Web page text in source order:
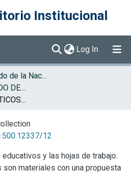
Institucional
Log In (current)
Programa Estado de la Nación (PEN)
INFORME DEL ESTADO DE LA NACION
MATERIALES DIDACTICOS EN
12
y las hojas de trabajo.
materiales con una propuesta